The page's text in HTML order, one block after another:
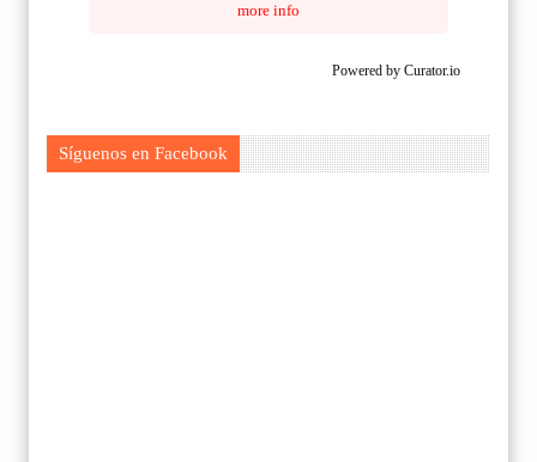
more info
Powered by Curator.io
Síguenos en Facebook